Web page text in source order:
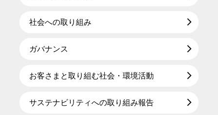
社会への取り組み
ガバナンス
お客さまと取り組む社会・環境活動
サステナビリティへの取り組み報告